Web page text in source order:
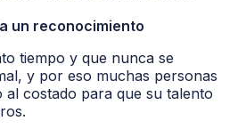
un reconocimiento
tiempo y que nunca se
y por eso muchas personas
al costado para que su talento